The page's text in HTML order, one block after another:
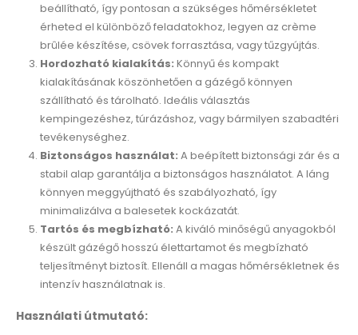
beállítható, így pontosan a szükséges hőmérsékletet
érheted el különböző feladatokhoz, legyen az crème
brûlée készítése, csövek forrasztása, vagy tűzgyújtás.
Hordozható kialakítás: Könnyű és kompakt
kialakításának köszönhetően a gázégő könnyen
szállítható és tárolható. Ideális választás
kempingezéshez, túrázáshoz, vagy bármilyen szabadtéri
tevékenységhez.
Biztonságos használat: A beépített biztonsági zár és a
stabil alap garantálja a biztonságos használatot. A láng
könnyen meggyújtható és szabályozható, így
minimalizálva a balesetek kockázatát.
Tartós és megbízható: A kiváló minőségű anyagokból
készült gázégő hosszú élettartamot és megbízható
teljesítményt biztosít. Ellenáll a magas hőmérsékletnek és
intenzív használatnak is.
Használati útmutató: